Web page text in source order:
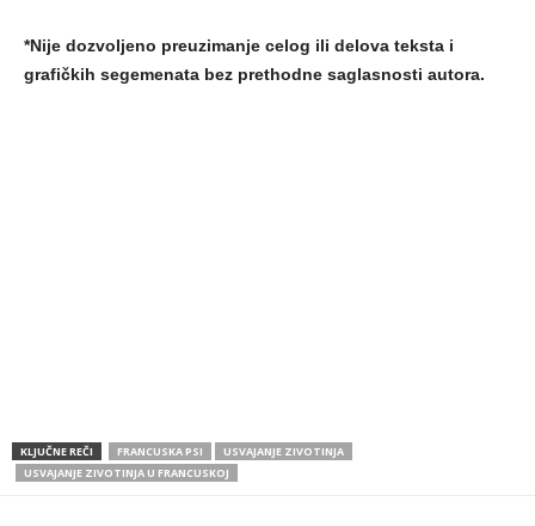
*Nije dozvoljeno preuzimanje celog ili delova teksta i
grafičkih segemenata bez prethodne saglasnosti autora.
KLJUČNE REČI FRANCUSKA PSI
USVAJANJE ZIVOTINJA
USVAJANJE ZIVOTINJA U FRANCUSKOJ